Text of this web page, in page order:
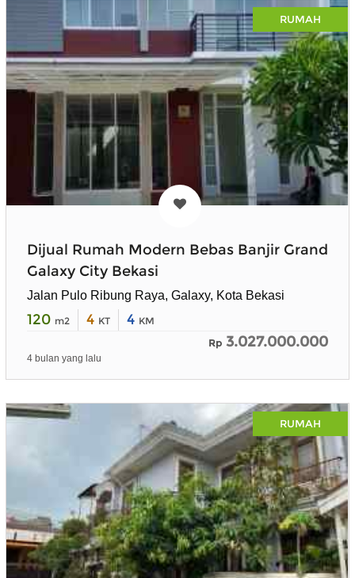
RUMAH
Dijual Rumah Modern Bebas Banjir Grand
Galaxy City Bekasi
Jalan Pulo Ribung Raya, Galaxy, Kota Bekasi
120 m2 4 KT 4 KM
Rp 3.027.000.000
4 bulan yang lalu
RUMAH